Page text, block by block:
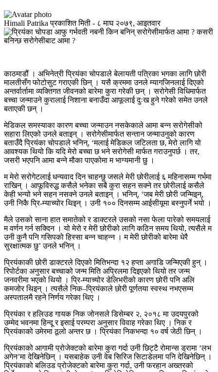
Himali Patrika प्रकाशित मिती - ८ माघ २०७९, आइतवार
काठमाडौं । अभिनेत्री प्रियंका चोपडाले बेलायती पत्रिका भगका लागि छोरी
मालतीसँग फोटोसुट गराएकी छिन् । यसै क्रममा उनले म्यागजिनलाई दिएको
अन्तर्वार्तामा व्यक्तिगत जीवनको बारेमा कुरा गरेकी छन् । सरोगेसी विधिमार्फत
बच्चा जन्माउने कुरालाई निशाना बनाउँदा आफूलाई दुःख हुने गरेको समेत उनले
बताएकी छन् ।
मेडिकल समस्याका कारण बच्चा जन्माउन नसकेकाले आमा बन्न सरोगेसीको
सहारा लिएको उनले बताइन् । सरोगेसीमार्फत सन्तान जन्माउनुको कारण
बताउँदै प्रियंका चोपडाले भनिन्, ‘मलाई मेडिकल जटिलता छ, मेरो लागि यो
आवश्यक थियो कि यदि मेरो बच्चा छ भने सरोगेसी मार्फत गराउनुपर्छ । तर,
जसरी भएपनि आमा बन्ने मौका पाएकोमा म भाग्यमानी छु ।
म मेरो सरोगेटलाई धन्यवाद दिन चाहन्छु जसले मेरी छोरीलाई ६ महिनासम्म गर्भमा
राखिन् । आफूविरुद्ध कसैले भनेका सबै कुरा सहन सक्ने तर छोरीलाई कसैले
केही भन्यो भने सहन नसक्ने उनले बताइन् । भनिन्, ‘जब मेरी छोरी जन्मिइन्,
उनी निकै प्रि-म्याच्योर थिइन् । उनी १०० दिनसम्म आईसीयूमा बस्नुपर्ने भयो ।
मैले उसको साना हात समातेको र डाक्टरले उसको नसा फेला पारेको समयलाई
म वर्णन गर्न सक्दिन । यो मेरो र मेरी छोरीको लागि कठिन समय थियो, त्यसैले म
उनी कुनै पनि गसिपको हिस्सा बन्न चाहन्न । म मेरी छोरीको बारेमा धेरै
सुरक्षात्मक छु’ उनले भनिन् ।
प्रियंकाकी छोरी डाक्टरले दिएको मितिभन्दा १२ हप्ता अगाडि जन्मिएकी हुन् ।
रिपोर्टका अनुसार बच्चाको जन्म मिति अप्रिलमा दिइएको थियो तर जन्म
जनवरीमा भएको थियो । प्रि-म्याच्योर डेलिभरीको कारण छोरी पनि अलि
कमजोर थिइन् । त्यसैले निक–प्रियंकाले छोरी पूर्णतया स्वस्थ नभएसम्म
अस्पतालमै रहने निर्णय गरेका थिए ।
प्रियंका र हलिउड गायक निक जोनसले डिसेम्बर २, २०१८ मा उदयपुरको
उम्मेद भवनमा हिन्दू र इसाई परम्परा अनुसार विवाह गरेका थिए । निक र
प्रियंकाको उमेरमा ठूलो अन्तर छ । प्रियंका निकभन्दा १० वर्ष जेठी छिन् ।
प्रियंकाको आगामी प्रोजेक्टको बारेमा कुरा गर्दा उनी छिट्टै रोमान्स ड्रामा ‘लभ
अगेन’मा देखिनेछिन् । यसबाहेक उनी वेब सिरिज सिटाडेलमा पनि देखिनेछिन् ।
प्रियंकाको बलिउड प्रोजेक्टको बारेमा कुरा गर्दा, उनी फरहान अख्तरको